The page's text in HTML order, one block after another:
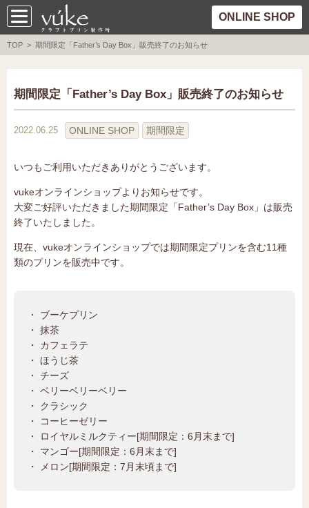
ONLINE SHOP
TOP > 期間限定「Father’s Day Box」販売終了のお知らせ
期間限定「Father’s Day Box」販売終了のお知らせ
2022.06.25 ONLINE SHOP 期間限定
いつもご利用いただきありがとうございます。
vukeオンラインショップよりお知らせです。
大変ご好評いただきました期間限定「Father’s Day Box」は販売
終了いたしました。
現在、vukeオンラインショップでは期間限定プリンを含む11種
類のプリンを販売中です。
・ ブーケプリン
・ 抹茶
・ カフェラテ
・ ほうじ茶
・ チーズ
・ ベリーベリーベリー
・ クラシック
・ コーヒーゼリー
・ ロイヤルミルクティー[期間限定：6月末まで]
・ マンゴー[期間限定：6月末まで]
・ メロン[期間限定：7月末頃まで]